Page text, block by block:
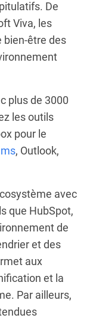
De
Viva, les
bien-être des
plus de 3000
les outils
pour le
, Outlook,
avec
que HubSpot,
de
et des
aux
et la
Par ailleurs,